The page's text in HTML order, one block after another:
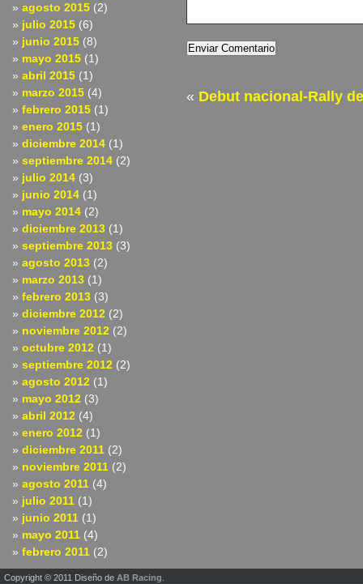
agosto 2015 (2)
julio 2015 (6)
junio 2015 (8)
mayo 2015 (1)
abril 2015 (1)
marzo 2015 (4)
febrero 2015 (1)
enero 2015 (1)
diciembre 2014 (1)
septiembre 2014 (2)
julio 2014 (3)
junio 2014 (1)
mayo 2014 (2)
diciembre 2013 (1)
septiembre 2013 (3)
agosto 2013 (2)
marzo 2013 (1)
febrero 2013 (3)
diciembre 2012 (2)
noviembre 2012 (2)
octubre 2012 (1)
septiembre 2012 (2)
agosto 2012 (1)
mayo 2012 (3)
abril 2012 (4)
enero 2012 (1)
diciembre 2011 (2)
noviembre 2011 (2)
agosto 2011 (4)
julio 2011 (1)
junio 2011 (1)
mayo 2011 (4)
febrero 2011 (2)
« Debut nacional-Rally
Copyright © 2011 Diseño de AB Racing